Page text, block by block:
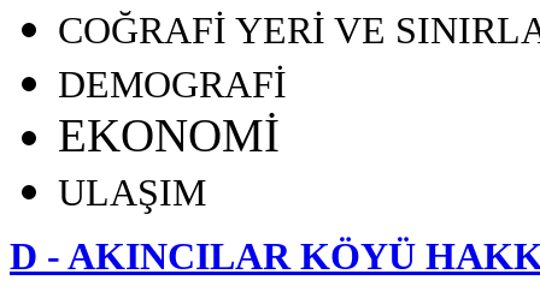
COĞRAFİ YERİ VE
DEMOGRAFİ
EKONOMİ
ULAŞIM
D - AKINCILAR KÖYÜ